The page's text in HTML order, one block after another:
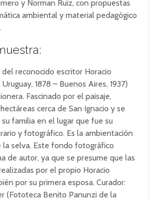
y Norman Ruiz, con propuestas
ambiental y material pedagógico
reconocido escritor Horacio
1878 – Buenos Aires, 1937)
Fascinado por el paisaje,
cerca de San Ignacio y se
familia en el lugar que fue su
y fotográfico. Es la ambientación
la selva. Este fondo fotográfico
de autor, ya que se presume que las
por el propio Horacio
por su primera esposa. Curador:
(Fototeca Benito Panunzi de la